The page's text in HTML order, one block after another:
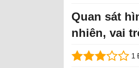
Quan sát
nhiên, vai
1